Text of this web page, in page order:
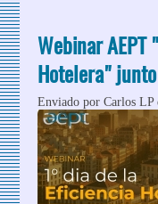
Webinar
Hotelera"
Enviado porCarlos LP